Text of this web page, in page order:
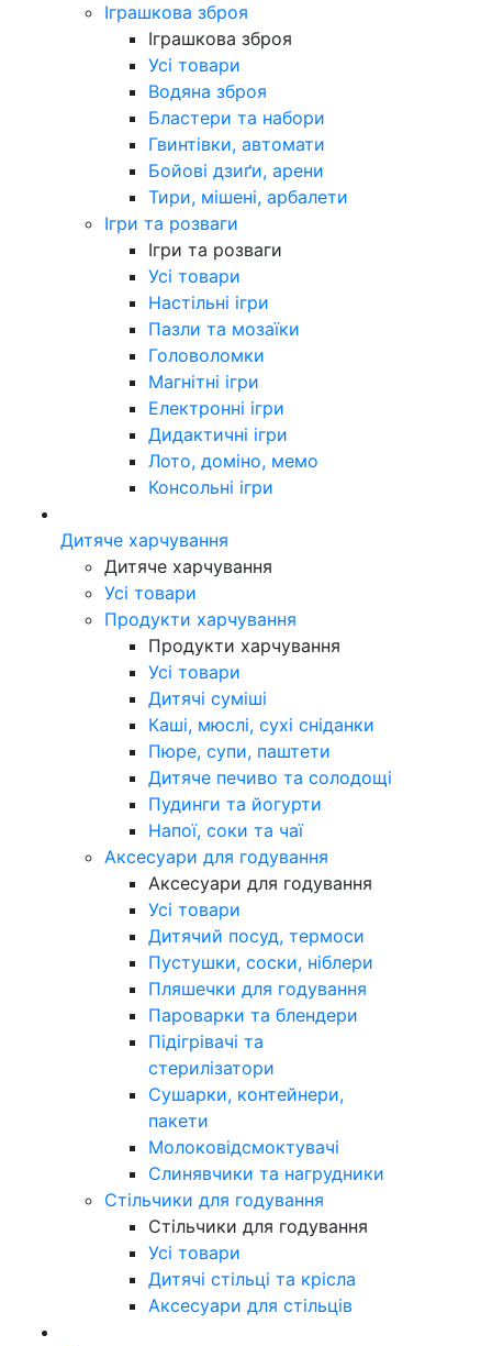
Іграшкова зброя
Іграшкова зброя
Усі товари
Водяна зброя
Бластери та набори
Гвинтівки, автомати
Бойові дзиґи, арени
Тири, мішені, арбалети
Ігри та розваги
Ігри та розваги
Усі товари
Настільні ігри
Пазли та мозаїки
Головоломки
Магнітні ігри
Електронні ігри
Дидактичні ігри
Лото, доміно, мемо
Консольні ігри
Дитяче харчування
Дитяче харчування
Усі товари
Продукти харчування
Продукти харчування
Усі товари
Дитячі суміші
Каші, мюслі, сухі сніданки
Пюре, супи, паштети
Дитяче печиво та солодощі
Пудинги та йогурти
Напої, соки та чаї
Аксесуари для годування
Аксесуари для годування
Усі товари
Дитячий посуд, термоси
Пустушки, соски, ніблери
Пляшечки для годування
Пароварки та блендери
Підігрівачі та
стерилізатори
Сушарки, контейнери,
пакети
Молоковідсмоктувачі
Слинявчики та нагрудники
Стільчики для годування
Стільчики для годування
Усі товари
Дитячі стільці та крісла
Аксесуари для стільців